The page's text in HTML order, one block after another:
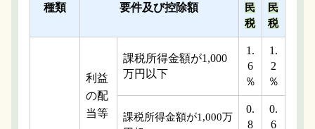
種類 要件及び控除額
民
税
民
税
利益
の配
当等
課税所得金額が1,000
万円以下
1.
6
％
1.
2
％
課税所得金額が1,000万
0.
8
0.
6